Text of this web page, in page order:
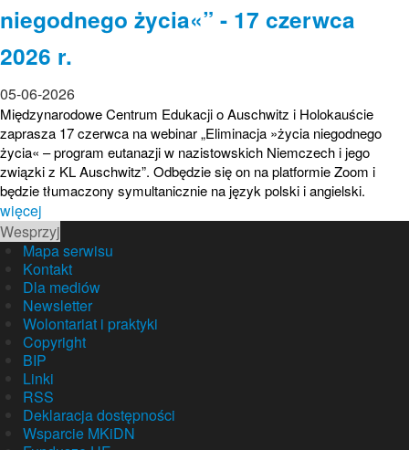
niegodnego życia«” - 17 czerwca
2026 r.
05-06-2026
Międzynarodowe Centrum Edukacji o Auschwitz i Holokauście
zaprasza 17 czerwca na webinar „Eliminacja »życia niegodnego
życia« – program eutanazji w nazistowskich Niemczech i jego
związki z KL Auschwitz”. Odbędzie się on na platformie Zoom i
będzie tłumaczony symultanicznie na język polski i angielski.
więcej
Wesprzyj
Mapa serwisu
Kontakt
Dla mediów
Newsletter
Wolontariat i praktyki
Copyright
BIP
Linki
RSS
Deklaracja dostępności
Wsparcie MKiDN